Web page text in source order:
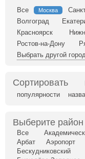
Все Москва
Волгоград
Красноярск
Ростов-на-Дону
Выбрать другой
Сортировать
популярности
Выберите район
Все
Арбат
Аэропорт
Бескудниковский